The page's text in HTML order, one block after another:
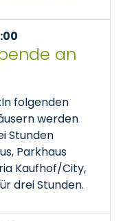
an
folgenden
werden
Stunden
Parkhaus
Kaufhof/City,
drei Stunden.